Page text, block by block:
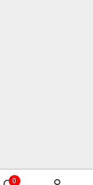
0